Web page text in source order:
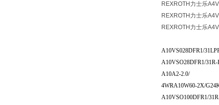
REXROTH力士乐
REXROTH力士乐
REXROTH力士乐
A10VS028DFR1/
A10VSO28DFR1/
A10A2-2.0/
4WRA10W60-2X/
A10VSO100DFR1/